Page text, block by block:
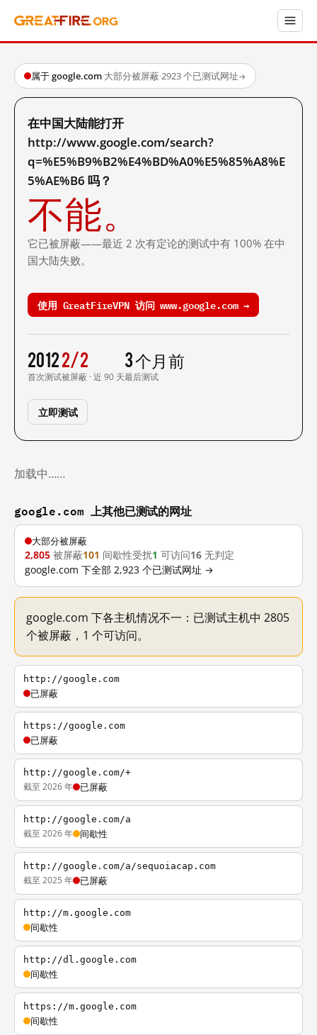
属于 google.com·大部分被屏蔽·2923 个已测试网址→
在中国大陆能打开
http://www.google.com/search?
q=%E5%B9%B2%E4%BD%A0%E5%85%A8%E
5%AE%B6 吗？
不能。
它已被屏蔽——最近 2 次有定论的测试中有 100% 在中
国大陆失败。
使用 GreatFireVPN 访问 www.google.com →
2012
首次测试
2/2
被屏蔽 · 近 90 天
3 个月前
最后测试
立即测试
加载中……
google.com 上其他已测试的网址
大部分被屏蔽
2,805 被屏蔽101 间歇性受扰1 可访问16 无判定
google.com 下全部 2,923 个已测试网址 →
google.com 下各主机情况不一：已测试主机中 2805
个被屏蔽，1 个可访问。
http://google.com
已屏蔽
https://google.com
已屏蔽
http://google.com/+
截至 2026 年 已屏蔽
http://google.com/a
截至 2026 年 间歇性
http://google.com/a/sequoiacap.com
截至 2025 年 已屏蔽
http://m.google.com
间歇性
http://dl.google.com
间歇性
https://m.google.com
间歇性